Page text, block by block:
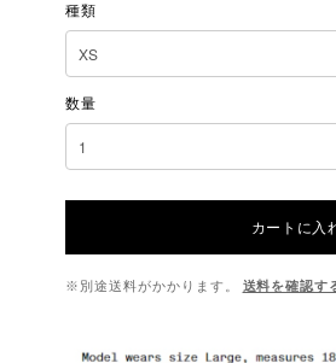
種類
数量
カートに入
※別途送料がかかります。 送料を確認す